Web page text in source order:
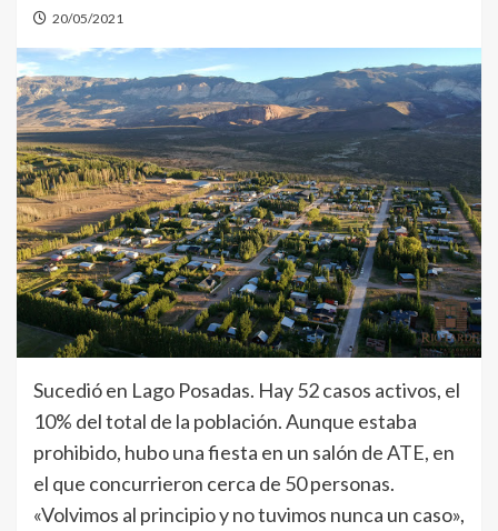
20/05/2021
Sucedió en Lago Posadas. Hay 52 casos activos, el
10% del total de la población. Aunque estaba
prohibido, hubo una fiesta en un salón de ATE, en
el que concurrieron cerca de 50 personas.
«Volvimos al principio y no tuvimos nunca un caso»,